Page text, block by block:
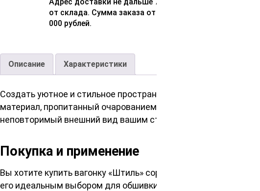
от склада. Сумма заказа от 200
000 рублей.
Описание Характеристики
Создать уютное и стильное пространство в вашем доме
материал, пропитанный очарованием и теплотой
неповторимый внешний вид вашим стенам, но и обеспечит
Покупка и применение
Вы хотите купить вагонку «Штиль» сорт Экстра
его идеальным выбором для обшивки жилых комнат, бань,